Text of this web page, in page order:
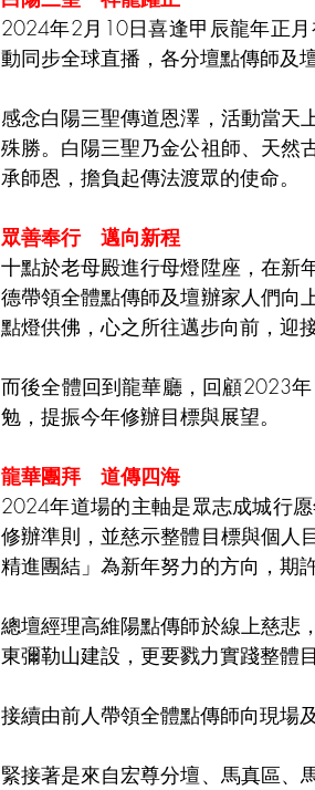
2024年2月10日喜逢甲辰龍年正
動同步全球直播，各分壇點傳師及
感念白陽三聖傳道恩澤，活動當天
殊勝。白陽三聖乃金公祖師、天然
承師恩，擔負起傳法渡眾的使命。
眾善奉行　邁向新程
十點於老母殿進行母燈陞座，在新
德帶領全體點傳師及壇辦家人們向
點燈供佛，心之所往邁步向前，迎
而後全體回到龍華廳，回顧2023
勉，提振今年修辦目標與展望。
龍華團拜　道傳四海
2024年道場的主軸是眾志成城行
修辦準則，並慈示整體目標與個人
精進團結」為新年努力的方向，期
總壇經理高維陽點傳師於線上慈悲
東彌勒山建設，更要戮力實踐整體
接續由前人帶領全體點傳師向現場
緊接著是來自宏尊分壇、馬真區、